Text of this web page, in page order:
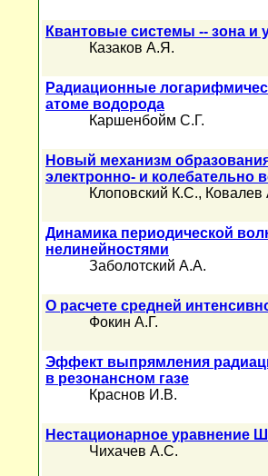
Квантовые системы -- зона и
Казаков А.Я.
Радиационные
атоме водорода
Каршенбойм С.Г.
Новый механизм
электронно- и колебательно
Клоповский К.С.,
Динамика периодической
нелинейностями
Заболотский А.А.
О расчете средней
Фокин А.Г.
Эффект выпрямления
в резонансном газе
Краснов И.В.
Нестационарное уравнение
Чихачев А.С.